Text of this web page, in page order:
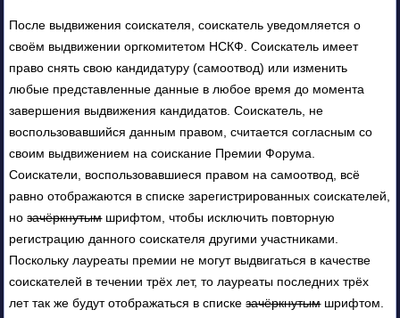
После выдвижения соискателя, соискатель уведомляется о
своём выдвижении оргкомитетом НСКФ. Соискатель имеет
право снять свою кандидатуру (самоотвод) или изменить
любые представленные данные в любое время до момента
завершения выдвижения кандидатов. Соискатель, не
воспользовавшийся данным правом, считается согласным со
своим выдвижением на соискание Премии Форума.
Соискатели, воспользовавшиеся правом на самоотвод, всё
равно отображаются в списке зарегистрированных соискателей,
нозачёркнутымшрифтом, чтобы исключить повторную
регистрацию данного соискателя другими участниками.
Поскольку лауреаты премии не могут выдвигаться в качестве
соискателей в течении трёх лет, то лауреаты последних трёх
лет так же будут отображаться в спискезачёркнутымшрифтом.